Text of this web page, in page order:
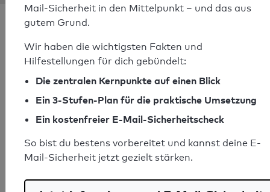
SPF-Check bestanden
Ihr SPF-Record Prüfergebnis
Syntaxprüfung: 0 Fehler
Mail-Sicherheit in den Mittelpunkt – und das aus
gutem Grund.
Wir haben die wichtigsten Fakten und
Hilfestellungen für dich gebündelt:
Die zentralen Kernpunkte auf einen Blick
Ein 3-Stufen-Plan für die praktische Umsetzung
Ein kostenfreier E-Mail-Sicherheitscheck
So bist du bestens vorbereitet und kannst deine E-
Mail-Sicherheit jetzt gezielt stärken.